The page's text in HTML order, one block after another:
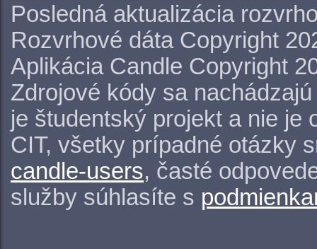
Posledná aktualizácia
Rozvrhové dáta Copyright
Aplikácia Candle Copyright
Zdrojové kódy sa
je študentský projekt a nie je
CIT, všetky prípadné otázky
candle-users, časté
služby súhlasíte s